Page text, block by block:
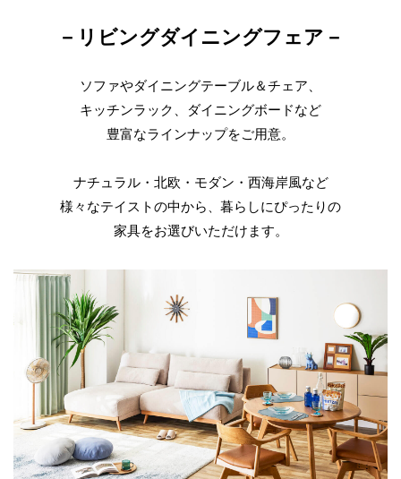
－リビングダイニングフェア－
ソファやダイニングテーブル＆チェア、
キッチンラック、ダイニングボードなど
豊富なラインナップをご用意。
ナチュラル・北欧・モダン・西海岸風など
様々なテイストの中から
暮らしにぴったりの
家具をお選びいただけます。